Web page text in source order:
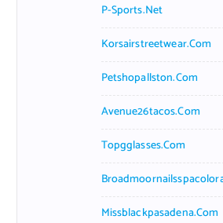
P-Sports.net
Korsairstreetwear.com
Petshopallston.com
Avenue26tacos.com
Topgglasses.com
Missblackpasadena.com